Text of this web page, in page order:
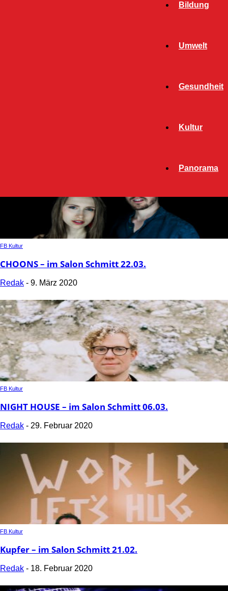
Bildung
Umwelt
Gesundheit
Kultur
Panorama
FB Kultur
CHOONS – im Salon Schmitt 22.03.
Redak - 9. März 2020
FB Kultur
NIGHT HOUSE – im Salon Schmitt 06.03.
Redak - 29. Februar 2020
FB Kultur
Kupfer – im Salon Schmitt 21.02.
Redak - 18. Februar 2020